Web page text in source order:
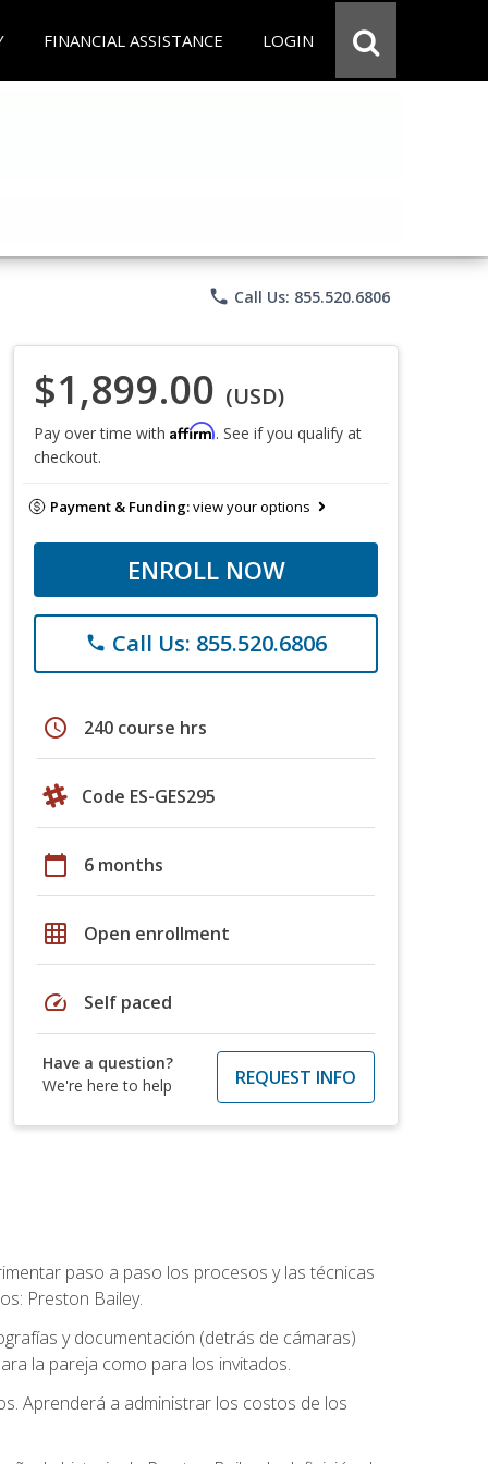
FINANCIAL ASSISTANCE LOGIN
phone Call Us: 855.520.6806
$1,899.00 (USD)
Pay over time with Affirm. See if you qualify at
checkout.
Payment & Funding:view your options
ENROLL NOW
phone Call Us: 855.520.6806
schedule 240 course hrs
Code ES-GES295
calendar_today 6 months
grid_on Open enrollment
speed Self paced
Have a question?
We're here to help
REQUEST INFO
paso a paso los procesos y las técnicas
Preston Bailey.
y documentación (detrás de cámaras)
la pareja como para los invitados.
Aprenderá a administrar los costos de los